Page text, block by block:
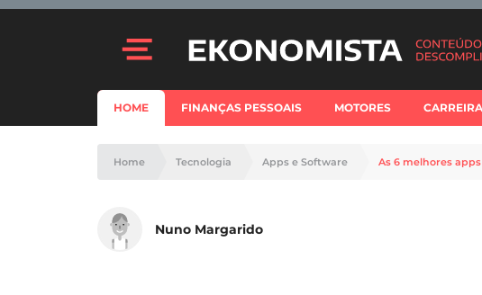
HOME FINANÇAS PESSOAIS MOTORES CARREIRA
Home Tecnologia Apps e Software As 6 melhores
Nuno Margarido